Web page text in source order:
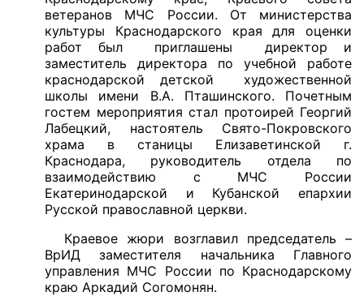
ветеранов МЧС России. От министерства
культуры Краснодарского края для оценки
работ был приглашены директор и
заместитель директора по учебной работе
краснодарской детской художественной
школы имени В.А. Пташинского. Почетным
гостем мероприятия стал протоирей Георгий
Лабецкий, настоятель Свято-Покровского
храма в станицы Елизаветинской г.
Краснодара, руководитель отдела по
взаимодействию с МЧС России
Екатеринодарской и Кубанской епархии
Русской православной церкви.
Краевое жюри возглавил председатель –
ВрИД заместителя начальника Главного
управления МЧС России по Краснодарскому
краю Аркадий Согомонян.